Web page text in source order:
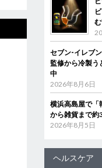
セブン‐イレブ
監修から冷製う
中
2026年8月6日
横浜高島屋で
から雑貨まで約
2026年8月5日
ヘルスケア